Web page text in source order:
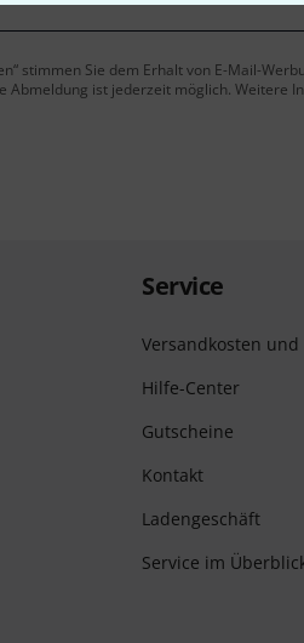
stimmen Sie dem Erhalt von E-Mail-
Abmeldung ist jederzeit möglich. Weitere
Service
Versandkosten
Hilfe-Center
Gutscheine
Kontakt
Ladengeschäft
Service im